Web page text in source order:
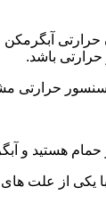
باشد.
حرارتی
حمام هستید
یکی از علت